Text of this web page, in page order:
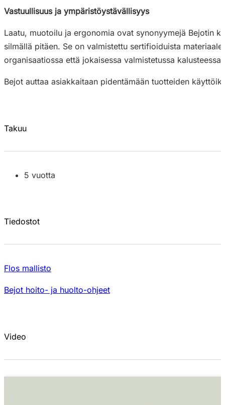
Vastuullisuus ja ympäristöystävällisyys
Laatu, muotoilu ja ergonomia ovat synonyymejä Bejotin
silmällä pitäen. Se on valmistettu sertifioiduista
organisaatiossa että jokaisessa valmistetussa kalusteessa.
Bejot auttaa asiakkaitaan pidentämään tuotteiden
Takuu
5 vuotta
Tiedostot
Flos mallisto
Bejot hoito- ja huolto-ohjeet
Video